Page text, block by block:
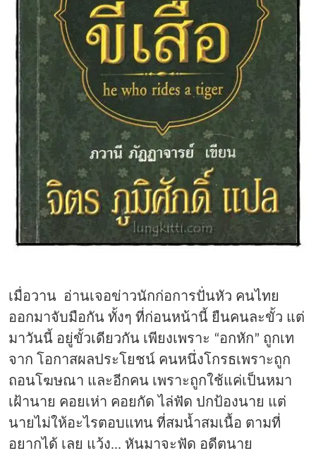
เมื่อวาน อ่านเจอข่าวนักก่อการปั่นหัว คนไทย
ออกมาจับมือกัน ทั้งๆ ที่ก่อนหน้านี้ ยืนคนละขั้ว แต่
มาวันนี้ อยู่ขั้วเดียวกัน เพียงเพราะ “อกหัก” ถูกเท
จาก โอกาสผลประโยชน์ คนหนึ่งโกรธเพราะถูก
ถอนโฆษณา และอีกคน เพราะถูกใช้แค่เป็นหมา
เฝ้านาย คอยเห่า คอยกัด ไล่ฟัด ปกป้องนาย แต่
นายไม่ให้อะไรตอบแทน ที่สมน้ำสมเนื้อ ตามที่
อยากได้ เลย แว้ง... หันมาจะฟัด อดีตนาย